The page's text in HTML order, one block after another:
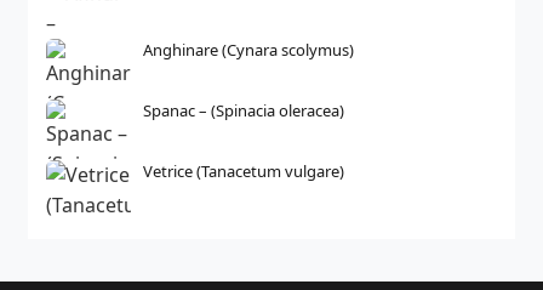
Anghinare (Cynara scolymus)
Spanac – (Spinacia oleracea)
Vetrice (Tanacetum vulgare)